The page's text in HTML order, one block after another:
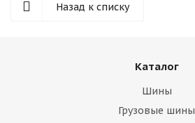
Назад к списку
Каталог
Шины
Грузовые шины